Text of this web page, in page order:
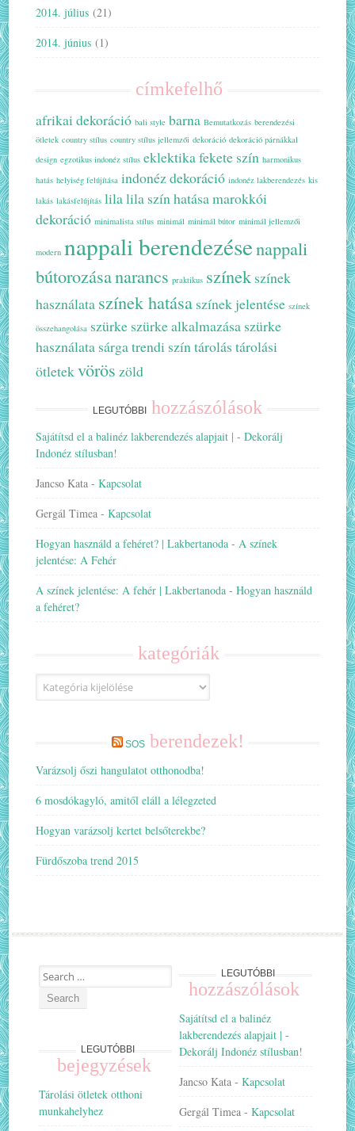
2014. július (21)
2014. június (1)
címkefelhő
afrikai dekoráció bali style barna Bemutatkozás berendezési
ötletek country stílus country stílus jellemzői dekoráció dekoráció párnákkal
design egzotikus indonéz stílus eklektikafekete szín harmonikus
hatás helyiség felújítása indonéz dekoráció indonéz lakberendezés kis
lakás lakásfelújítás lilalila szín hatásamarokkói
dekoráció minimalista stílus minimál minimál bútor minimál jellemzői
modern nappali berendezésenappali
bútorozásanarancs praktikus színek színek
használata színek hatása színek jelentése színek
összehangolása szürke szürke alkalmazása szürke
használata sárgatrendi színtárolás tárolási
ötletekvörös zöld
LEGUTÓBBI hozzászólások
Sajátítsd el a balinéz lakberendezés alapjait | -Dekorálj
Indonéz stílusban!
Jancso Kata -Kapcsolat
Gergál Timea -Kapcsolat
Hogyan használd a fehéret? | Lakbertanoda -A színek
jelentése: A Fehér
A színek jelentése: A fehér | Lakbertanoda -Hogyan használd
a fehéret?
kategóriák
Kategóriák
SOS berendezek!
Varázsolj őszi hangulatot otthonodba!
6 mosdókagyló, amitől eláll a lélegzeted
Hogyan varázsolj kertet belsőterekbe?
Fürdőszoba trend 2015
Search
for:
LEGUTÓBBI
bejegyzések
Tárolási ötletek otthoni
munkahelyhez
LEGUTÓBBI
hozzászólások
Sajátítsd el a balinéz
lakberendezés alapjait | -
Dekorálj Indonéz stílusban!
Jancso Kata -Kapcsolat
Gergál Timea -Kapcsolat